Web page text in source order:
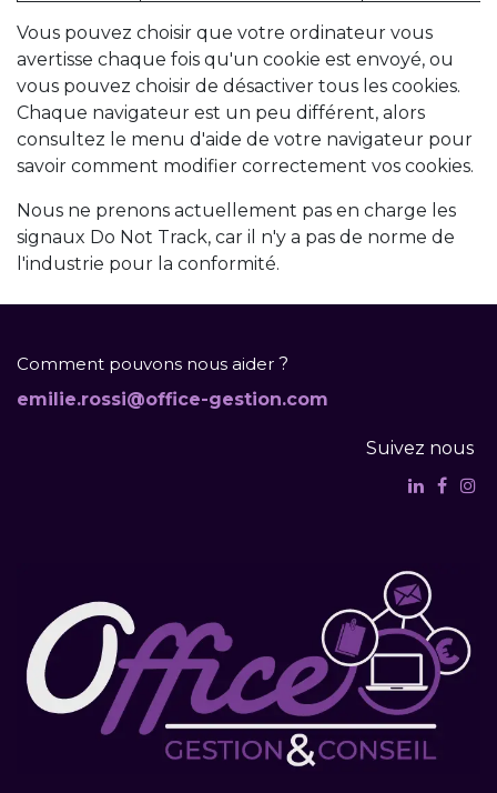
Vous pouvez choisir que votre ordinateur vous
avertisse chaque fois qu'un cookie est envoyé, ou
vous pouvez choisir de désactiver tous les cookies.
Chaque navigateur est un peu différent, alors
consultez le menu d'aide de votre navigateur pour
savoir comment modifier correctement vos cookies.
Nous ne prenons actuellement pas en charge les
signaux Do Not Track, car il n'y a pas de norme de
l'industrie pour la conformité.
Comment pouvons nous aider ?
emilie.rossi@office-gestion.com
Suivez nous